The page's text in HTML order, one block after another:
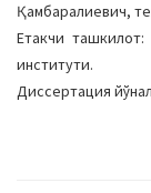
Қамбаралиевич,
Етакчи
институти.
Диссертация